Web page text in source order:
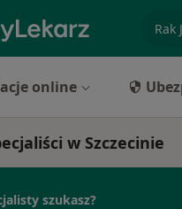
online
w Szczecinie
szukasz?